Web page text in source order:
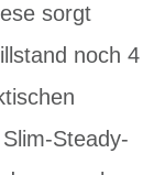
sorgt
noch 4
Steady-